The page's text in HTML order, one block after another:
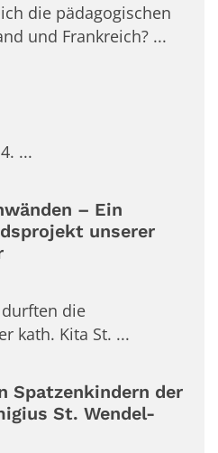
die pädagogischen
und Frankreich? ...
...
– Ein
unserer
die
kath. Kita St. ...
Spatzenkindern der
St. Wendel-